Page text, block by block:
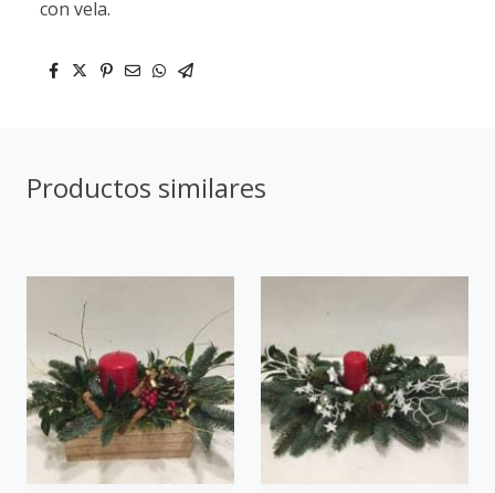
con vela.
Productos similares